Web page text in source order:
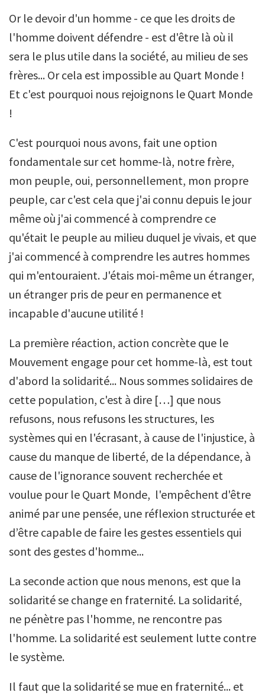
Or le devoir d'un homme - ce que les droits de
l'homme doivent défendre - est d'être là où il
sera le plus utile dans la société, au milieu de ses
frères... Or cela est impossible au Quart Monde !
Et c'est pourquoi nous rejoignons le Quart Monde
!
C'est pourquoi nous avons, fait une option
fondamentale sur cet homme-là, notre frère,
mon peuple, oui, personnellement, mon propre
peuple, car c'est cela que j'ai connu depuis le jour
même où j'ai commencé à comprendre ce
qu'était le peuple au milieu duquel je vivais, et que
j'ai commencé à comprendre les autres hommes
qui m'entouraient. J'étais moi-même un étranger,
un étranger pris de peur en permanence et
incapable d'aucune utilité !
La première réaction, action concrète que le
Mouvement engage pour cet homme-là, est tout
d'abord la solidarité... Nous sommes solidaires de
cette population, c'est à dire […] que nous
refusons, nous refusons les structures, les
systèmes qui en l'écrasant, à cause de l'injustice, à
cause du manque de liberté, de la dépendance, à
cause de l'ignorance souvent recherchée et
voulue pour le Quart Monde, l'empêchent d'être
animé par une pensée, une réflexion structurée et
d’être capable de faire les gestes essentiels qui
sont des gestes d'homme...
La seconde action que nous menons, est que la
solidarité se change en fraternité. La solidarité,
ne pénètre pas l'homme, ne rencontre pas
l'homme. La solidarité est seulement lutte contre
le système.
Il faut que la solidarité se mue en fraternité... et